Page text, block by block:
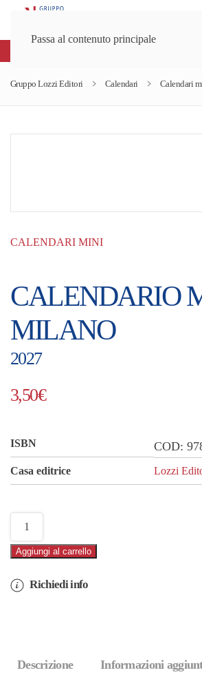
Passa al contenuto principale
Gruppo Lozzi Editori Calendari Calendari
CALENDARI MINI
CALENDARIO
MILANO
2027
3,50€
ISBN COD:
Casa editrice Lozzi
Calendario
mini
Milano
quantità
Aggiungi al carrello
Richiedi info
Descrizione Informazioni